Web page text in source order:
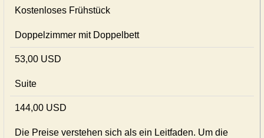
Kostenloses Frühstück
Doppelzimmer mit Doppelbett
53,00 USD
Suite
144,00 USD
Die Preise verstehen sich als ein Leitfaden. Um die